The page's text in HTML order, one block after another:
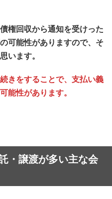
権回収から通知を受けった
可能性がありますので、そ
います。
きをすることで、支払い義
能性があります。
・譲渡が多い主な会